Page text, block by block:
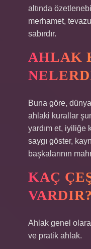
altında
merhamet,
sabırdır.
AHLAK
Buna göre,
ahlaki kurallar
yardım et, iyiliğe
saygı göster,
başkalarının
KAÇ
VARDIR?
Ahlak genel
ve pratik ahlak.